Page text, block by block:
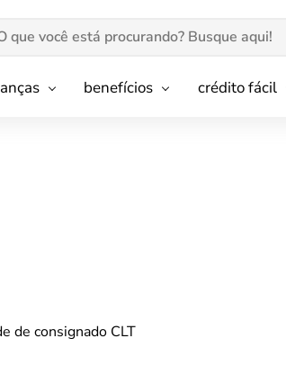
benefícios crédito fácil
de consignado CLT